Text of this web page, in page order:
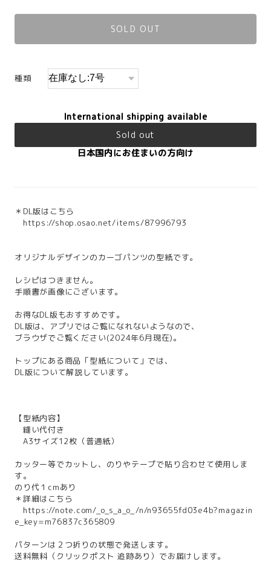
SOLD OUT
種類
International shipping available
Sold out
日本国内にお住まいの方向け
＊DL版はこちら
https://shop.osao.net/items/87996793
オリジナルデザインのカーゴパンツの型紙です。
レシピはつきません。
手順書が画像にございます。
お得なDL版もおすすめです。
DL版は、アプリではご覧になれないようなので、
ブラウザでご覧ください(2024年6月現在)。
トップにある商品「型紙について」では、
DL版について解説しています。
【型紙内容】
縫い代付き
A3サイズ12枚（普通紙）
カッター等でカットし、のりやテープで貼り合わせて使用しま
す。
のり代１cmあり
＊詳細はこちら
https://note.com/_o_s_a_o_/n/n93655fd03e4b?magazin
e_key=m76837c365809
パターンは２つ折りの状態で発送します。
送料無料（クリックポスト 追跡あり）でお届けします。